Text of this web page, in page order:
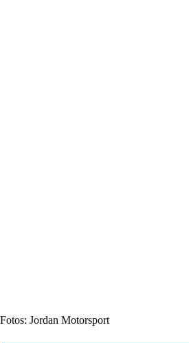
Fotos: Jordan Motorsport